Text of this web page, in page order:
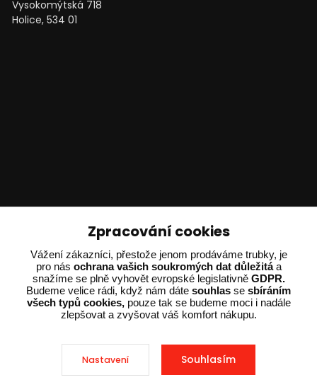
Vysokomýtská 718
Holice, 534 01
Ing. Adam Dvořák
+420 602 234 254
(Po-Pá 8:00 - 15:00)
potrebujiporadit@dvorak-karlik.cz
Zpracování cookies
Vážení zákazníci, přestože jenom prodáváme trubky, je
pro nás ochrana vašich soukromých dat důležitáa
snažíme se plně vyhovět evropské legislativně GDPR.
Budeme velice rádi, když nám dáte souhlas se sbíráním
všech typů cookies,pouze tak se budeme moci i nadále
zlepšovat a zvyšovat váš komfort nákupu.
Nastavení Souhlasím